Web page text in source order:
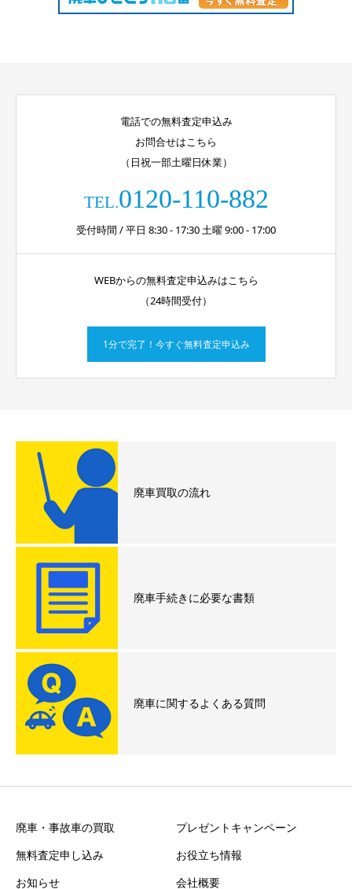
電話での無料査定申込み
お問合せはこちら
（日祝一部土曜日休業）
TEL.0120-110-882
受付時間 / 平日 8:30 - 17:30 土曜 9:00 - 17:00
WEBからの無料査定申込みはこちら
（24時間受付）
1分で完了！今すぐ無料査定申込み
廃車買取の流れ
廃車手続きに必要な書類
廃車に関するよくある質問
廃車・事故車の買取
プレゼントキャンペーン
無料査定申し込み
お役立ち情報
お知らせ
会社概要